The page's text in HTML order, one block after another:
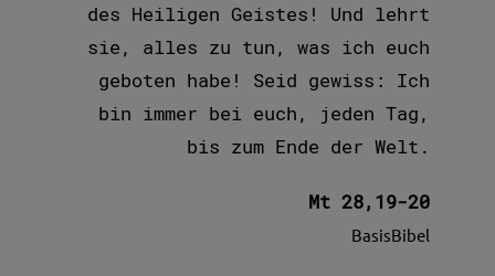
des Heiligen Geistes! Und lehrt
sie, alles zu tun, was ich euch
geboten habe! Seid gewiss: Ich
bin immer bei euch, jeden Tag,
bis zum Ende der Welt.
Mt 28,19-20
BasisBibel